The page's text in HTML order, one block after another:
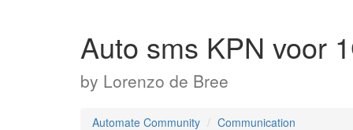
Auto sms KPN voor
by Lorenzo de Bree
Automate Community Communication